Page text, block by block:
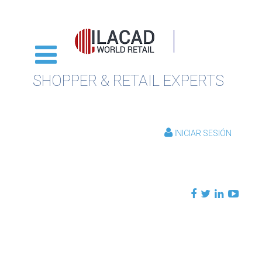
SHOPPER & RETAIL EXPERTS
INICIAR SESIÓN